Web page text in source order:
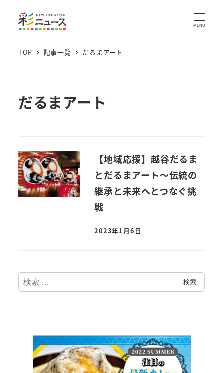
MENU
TOP 記事一覧 だるまアート
だるまアート
【地域応援】越谷だるま
とだるまアート～伝統の
継承と未来へとつなぐ挑
戦
2023年1月6日
検
索
検索